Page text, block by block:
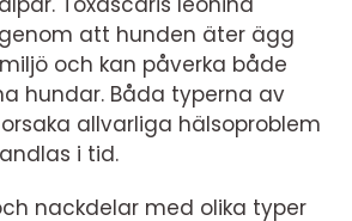
att hunden äter ägg
och kan påverka både
hundar. Båda typerna av
allvarliga hälsoproblem
i tid.
nackdelar med olika typer